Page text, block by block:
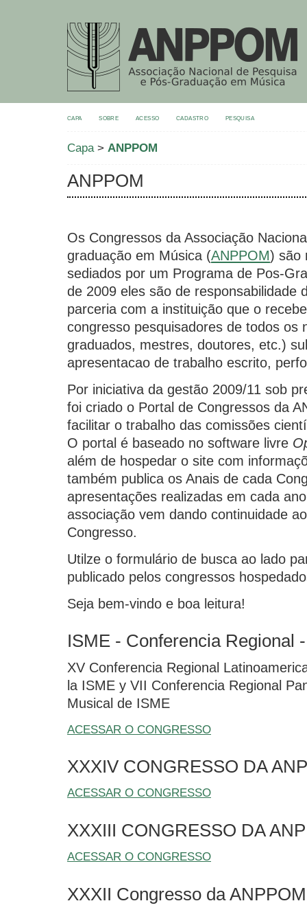
CAPA SOBRE ACESSO CADASTRO PESQUISA
Capa> ANPPOM
ANPPOM
Os Congressos da Associação
graduação em Música (ANPPOM) são
sediados por um Programa de Pos-
de 2009 eles são de responsabilidade
parceria com a instituição que o
congresso pesquisadores de todos os
graduados, mestres, doutores, etc.)
apresentacao de trabalho escrito,
Por iniciativa da gestão 2009/11 sob
foi criado o Portal de Congressos da
facilitar o trabalho das comissões
O portal é baseado no software livre
além de hospedar o site com
também publica os Anais de cada
apresentações realizadas em cada
associação vem dando continuidade
Congresso.
Utilze o formulário de busca ao lado
publicado pelos congressos
Seja bem-vindo e boa leitura!
ISME - Conferencia Regional
XV Conferencia Regional
la ISME y VII Conferencia Regional
Musical de ISME
ACESSAR O CONGRESSO
XXXIV CONGRESSO DA
ACESSAR O CONGRESSO
XXXIII CONGRESSO DA
ACESSAR O CONGRESSO
XXXII Congresso da ANPPOM